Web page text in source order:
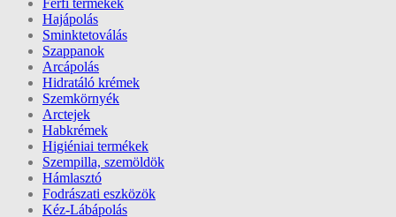
Férfi termékek
Hajápolás
Sminktetoválás
Szappanok
Arcápolás
Hidratáló krémek
Szemkörnyék
Arctejek
Habkrémek
Higiéniai termékek
Szempilla, szemöldök
Hámlasztó
Fodrászati eszközök
Kéz-Lábápolás